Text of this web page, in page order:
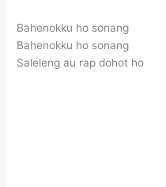
Bahenokku ho sonang
Bahenokku ho sonang
Saleleng au rap dohot ho